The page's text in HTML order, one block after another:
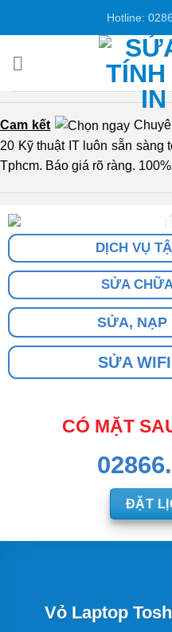
dung
Hotline:
Cam kết
20 Kỹ thuật IT luôn sẵn
Tphcm. Báo giá rõ ràng.
DỊCH VỤ
SỬA
SỬA, NẠP
SỬA
CÓ MẶT
ĐẶT
Vỏ Laptop